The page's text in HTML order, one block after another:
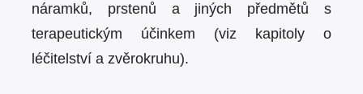
náramků, prstenů a jiných předmětů s
terapeutickým účinkem (viz kapitoly o
léčitelství a zvěrokruhu).